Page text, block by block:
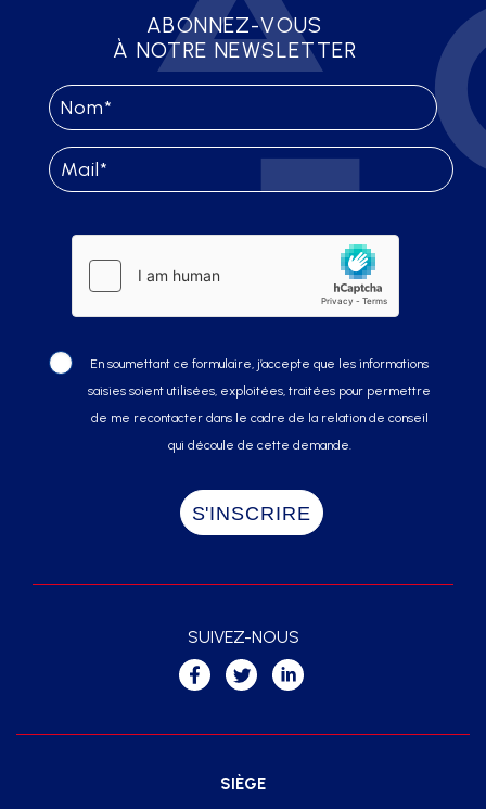
ABONNEZ-VOUS
À NOTRE NEWSLETTER
En soumettant ce formulaire, j’accepte que les informations
saisies soient utilisées, exploitées, traitées pour permettre
de me recontacter dans le cadre de la relation de conseil
qui découle de cette demande.
SIÈGE
SUIVEZ-NOUS